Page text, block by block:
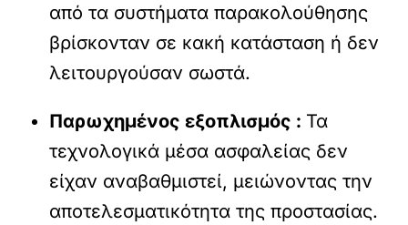
από τα συστήματα παρακολούθησης
βρίσκονταν σε κακή κατάσταση ή δεν
λειτουργούσαν σωστά.
Παρωχημένος εξοπλισμός : Τα
τεχνολογικά μέσα ασφαλείας δεν
είχαν αναβαθμιστεί, μειώνοντας την
αποτελεσματικότητα της προστασίας.